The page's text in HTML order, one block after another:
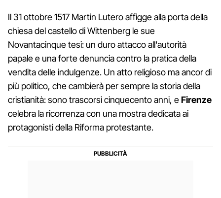
Il 31 ottobre 1517 Martin Lutero affigge alla porta della
chiesa del castello di Wittenberg le sue
Novantacinque tesi: un duro attacco all'autorità
papale e una forte denuncia contro la pratica della
vendita delle indulgenze. Un atto religioso ma ancor di
più politico, che cambierà per sempre la storia della
cristianità: sono trascorsi cinquecento anni, eFirenze
celebra la ricorrenza con una mostra dedicata ai
protagonisti della Riforma protestante.